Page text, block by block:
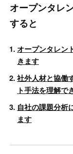
オープンタレ
すると
オープンタレン
きます
社外人材と協働
ト手法を理解で
自社の課題分析
ます